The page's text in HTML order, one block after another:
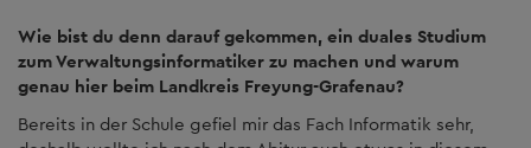
Wie bist du denn darauf gekommen, ein duales Studium
zum Verwaltungsinformatiker zu machen und warum
genau hier beim Landkreis Freyung-Grafenau?
Bereits in der Schule gefiel mir das Fach Informatik sehr,